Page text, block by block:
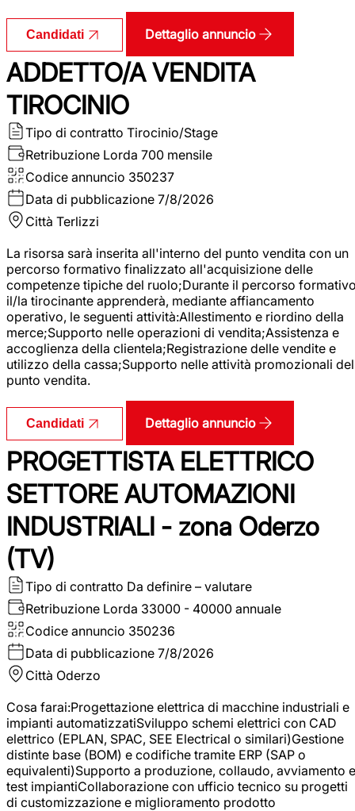
Candidati Dettaglio annuncio
ADDETTO/A VENDITA
TIROCINIO
Tipo di contratto Tirocinio/Stage
Retribuzione Lorda 700 mensile
Codice annuncio 350237
Data di pubblicazione 7/8/2026
Città Terlizzi
La risorsa sarà inserita all'interno del punto vendita con un
percorso formativo finalizzato all'acquisizione delle
competenze tipiche del ruolo;Durante il percorso
il/la tirocinante apprenderà, mediante affiancamento
operativo, le seguenti attività:Allestimento e riordino della
merce;Supporto nelle operazioni di vendita;Assistenza e
accoglienza della clientela;Registrazione delle vendite e
utilizzo della cassa;Supporto nelle attività promozionali del
punto vendita.
Candidati Dettaglio annuncio
PROGETTISTA ELETTRICO
SETTORE AUTOMAZIONI
INDUSTRIALI - zona Oderzo
(TV)
Tipo di contratto Da definire – valutare
Retribuzione Lorda 33000 - 40000 annuale
Codice annuncio 350236
Data di pubblicazione 7/8/2026
Città Oderzo
Cosa farai:Progettazione elettrica di macchine industriali e
impianti automatizzatiSviluppo schemi elettrici con CAD
elettrico (EPLAN, SPAC, SEE Electrical o similari)Gestione
distinte base (BOM) e codifiche tramite ERP (SAP o
equivalenti)Supporto a produzione, collaudo, avviamento e
test impiantiCollaborazione con ufficio tecnico su progetti
di customizzazione e miglioramento prodotto